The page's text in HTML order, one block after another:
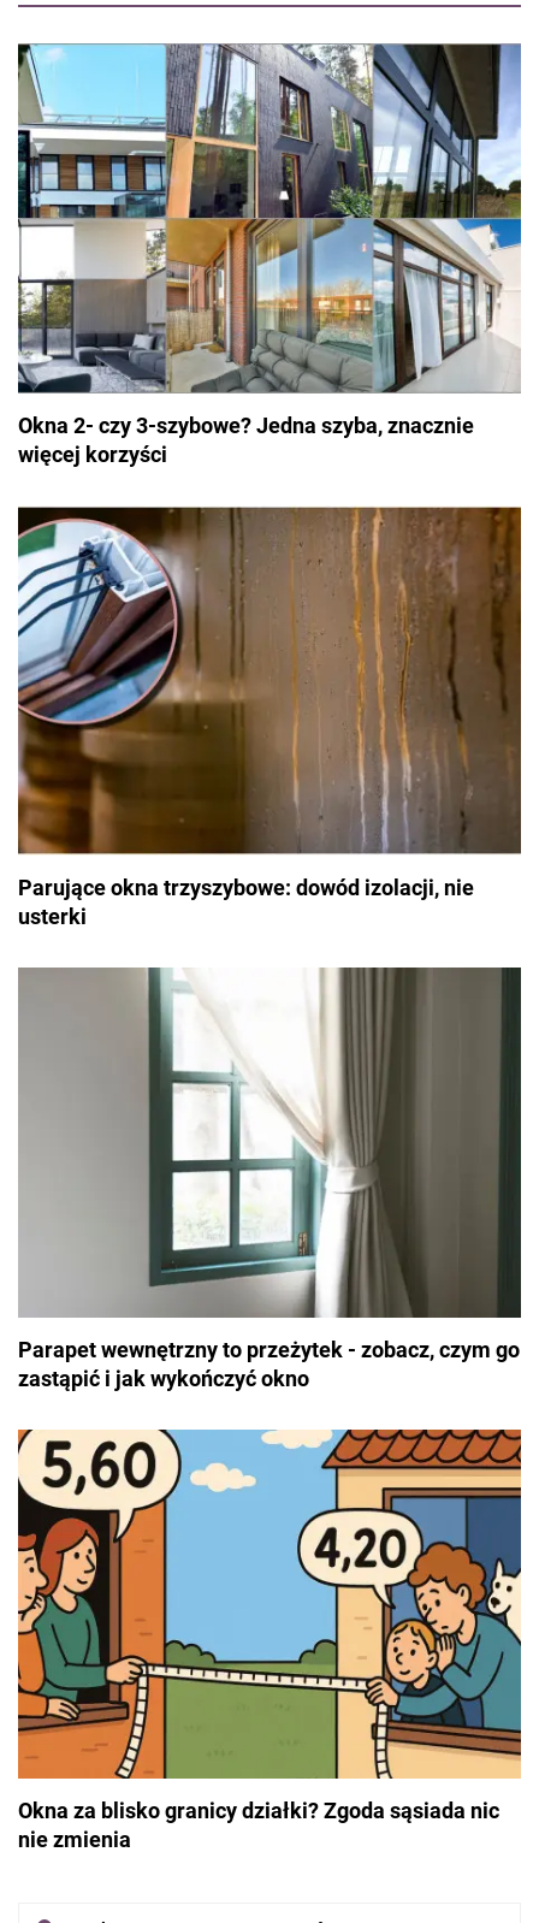
Okna 2- czy 3-szybowe? Jedna szyba, znacznie
więcej korzyści
Parujące okna trzyszybowe: dowód izolacji, nie
usterki
Parapet wewnętrzny to przeżytek - zobacz, czym go
zastąpić i jak wykończyć okno
Okna za blisko granicy działki? Zgoda sąsiada nic
nie zmienia